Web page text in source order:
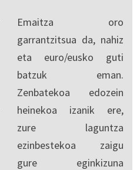
Emaitza oro
garrantzitsua da, nahiz
eta euro/eusko guti
batzuk eman.
Zenbatekoa edozein
heinekoa izanik ere,
zure laguntza
ezinbestekoa zaigu
gure eginkizuna